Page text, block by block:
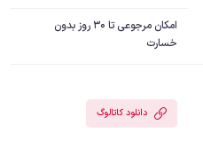
امکان مرجوعی تا 30 روز بدون
خسارت
دانلود کاتالوگ